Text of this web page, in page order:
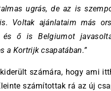
ugrás, de az is
Voltak ajánlataim más
és ő is Belgiumot
a Kortrijk csapatában.”
számára, hogy ami
számítottak rá az új